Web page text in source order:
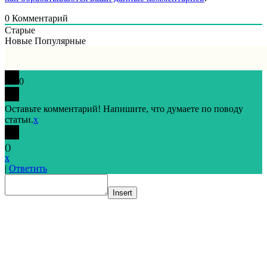
0 Комментарий
Старые
Новые Популярные
0
Оставьте комментарий! Напишите, что думаете по поводу
статьи.x
()
x
Ответить
Insert